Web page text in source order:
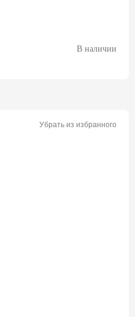
В наличии
Убрать из избранного